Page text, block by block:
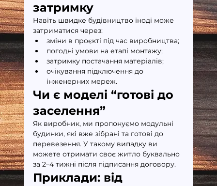
затримку
Навіть швидке будівництво іноді може
затриматися через:
зміни в проєкті під час виробництва;
погодні умови на етапі монтажу;
затримку постачання матеріалів;
очікування підключення до
інженерних мереж.
Чи є моделі “готові до
заселення”
Як виробник, ми пропонуємо модульні
будинки, які вже зібрані та готові до
перевезення. У такому випадку ви
можете отримати своє житло буквально
за 2–4 тижні після підписання договору.
Приклади: від